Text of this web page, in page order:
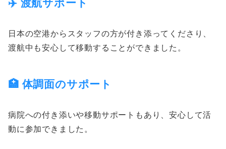
✈️ 渡航サポート
日本の空港からスタッフの方が付き添ってくださり、
渡航中も安心して移動することができました。
🏥 体調面のサポート
病院への付き添いや移動サポートもあり、安心して活
動に参加できました。